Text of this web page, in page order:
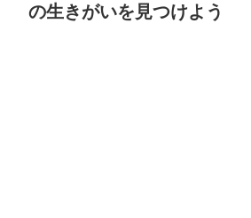
の生きがいを見つけよう